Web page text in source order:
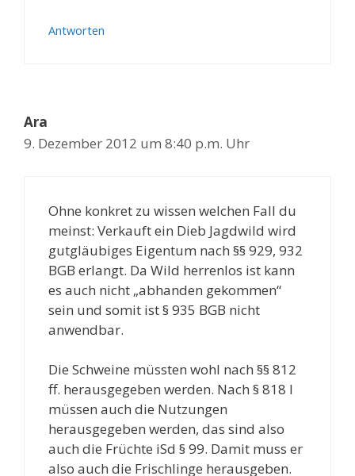
Antworten
Ara
9. Dezember 2012 um 8:40 p.m. Uhr
Ohne konkret zu wissen welchen Fall du
meinst: Verkauft ein Dieb Jagdwild wird
gutgläubiges Eigentum nach §§ 929, 932
BGB erlangt. Da Wild herrenlos ist kann
es auch nicht „abhanden gekommen“
sein und somit ist § 935 BGB nicht
anwendbar.
Die Schweine müssten wohl nach §§ 812
ff. herausgegeben werden. Nach § 818 I
müssen auch die Nutzungen
herausgegeben werden, das sind also
auch die Früchte iSd § 99. Damit muss er
also auch die Frischlinge herausgeben.